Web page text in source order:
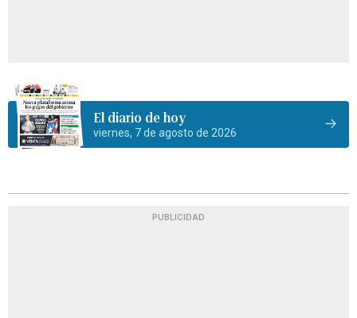
El diario de hoy
viernes, 7 de agosto de 2026
PUBLICIDAD